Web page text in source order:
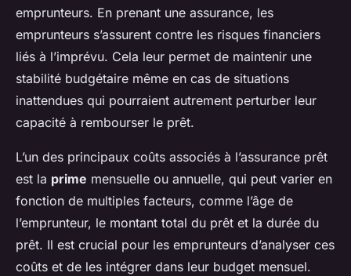
emprunteurs. En prenant une assurance, les
emprunteurs s’assurent contre les risques financiers
liés à l’imprévu. Cela leur permet de maintenir une
stabilité budgétaire même en cas de situations
inattendues qui pourraient autrement perturber leur
capacité à rembourser le prêt.
L’un des principaux coûts associés à l’assurance prêt
est la prime mensuelle ou annuelle, qui peut varier en
fonction de multiples facteurs, comme l’âge de
l’emprunteur, le montant total du prêt et la durée du
prêt. Il est crucial pour les emprunteurs d’analyser ces
coûts et de les intégrer dans leur budget mensuel.